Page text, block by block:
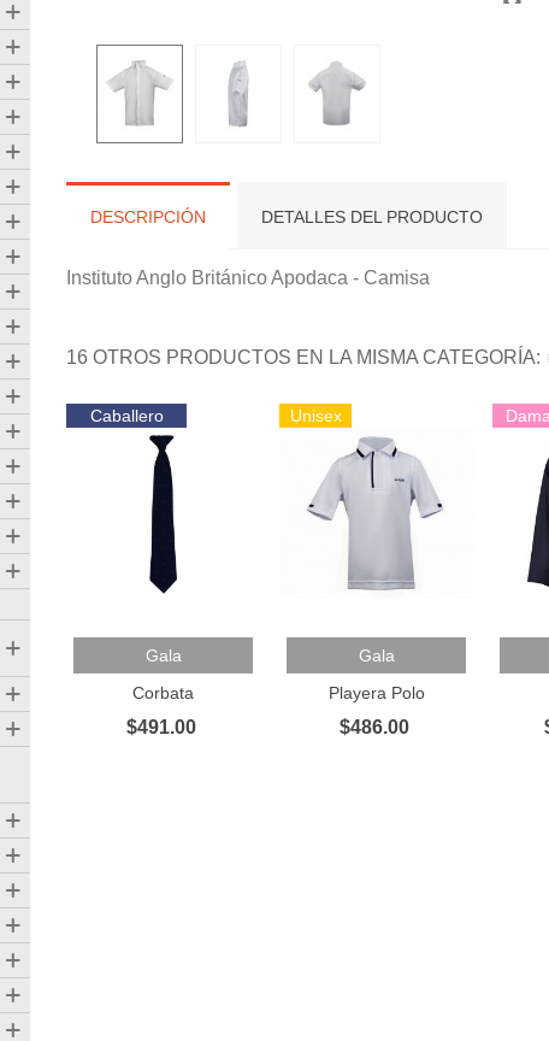
DESCRIPCIÓN DETALLES DEL PRODUCTO
Instituto Anglo Británico Apodaca - Camisa
16 OTROS PRODUCTOS EN LA MISMA CATEGORÍA:
Caballero
Añadir Al Carrito
Gala
Corbata
$491.00
Unisex
Añadir Al Carrito
Gala
Playera Polo
$486.00
Dama